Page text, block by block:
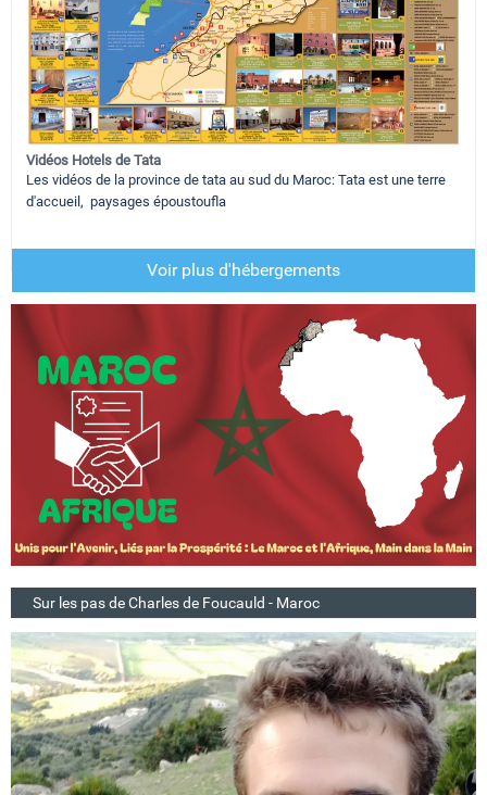
Vidéos Hotels de Tata
Les vidéos de la province de tata au sud du Maroc: Tata est une terre
d'accueil, paysages époustoufla
Voir plus d'hébergements
Sur les pas de Charles de Foucauld - Maroc